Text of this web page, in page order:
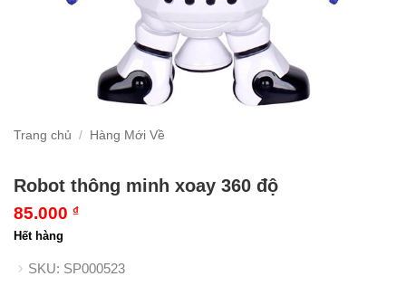
Trang chủ / Hàng Mới Về
Robot thông minh xoay 360 độ
85.000 ₫
Hết hàng
SKU: SP000523